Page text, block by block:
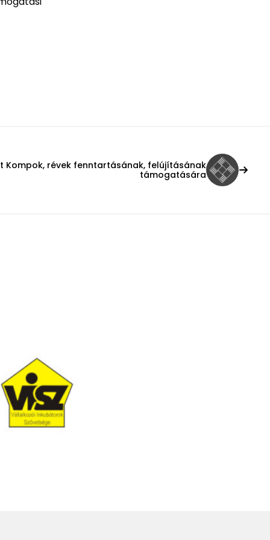
Kompok, révek fenntartásának, felújításának
támogatására